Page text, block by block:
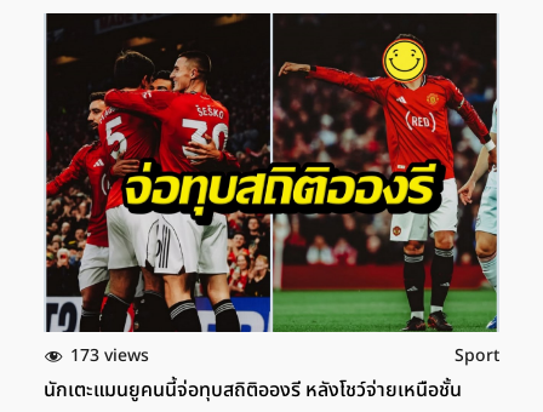
173 views Sport
นักเตะแมนยูคนนี้จ่อทุบสถิติอองรี หลังโชว์จ่ายเหนือชั้น